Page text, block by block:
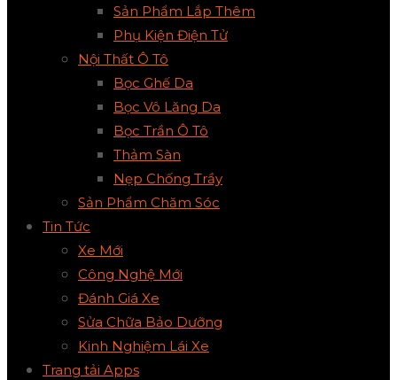
Sản Phẩm Lắp Thêm
Phụ Kiện Điện Tử
Nội Thất Ô Tô
Bọc Ghế Da
Bọc Vô Lăng Da
Bọc Trần Ô Tô
Thảm Sàn
Nẹp Chống Trầy
Sản Phẩm Chăm Sóc
Tin Tức
Xe Mới
Công Nghệ Mới
Đánh Giá Xe
Sửa Chữa Bảo Dưỡng
Kinh Nghiệm Lái Xe
Trang tải Apps